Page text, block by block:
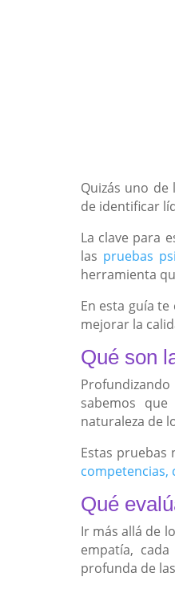
Quizás uno
de identificar
La clave para
las pruebas
herramienta
En esta guía
mejorar la
Qué son
sabemos
naturaleza de
Estas pruebas
competencias,
Qué
Ir más allá de
empatía,
profunda de